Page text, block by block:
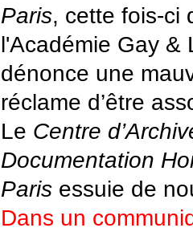
Paris, cette fois-ci
l'Académie Gay &
dénonce une
réclame d’être
Le Centre
Documentation
Parisessuie de
Dans un